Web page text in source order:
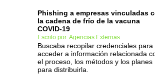
Phishing a empresas vinculadas
la cadena de frío de la vacuna
COVID-19
Escrito por: Agencias Externas
Buscaba recopilar credenciales para
acceder a información relacionada
el proceso, los métodos y los planes
para distribuirla.